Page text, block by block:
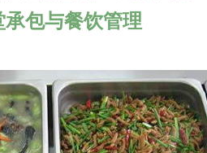
包与餐饮管理